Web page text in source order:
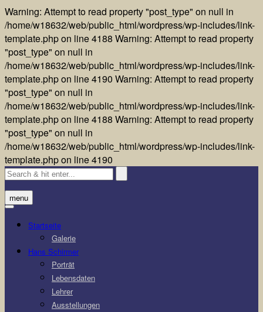
Warning: Attempt to read property "post_type" on null in
/home/w18632/web/public_html/wordpress/wp-includes/link-
template.php on line 4188 Warning: Attempt to read property
"post_type" on null in
/home/w18632/web/public_html/wordpress/wp-includes/link-
template.php on line 4190 Warning: Attempt to read property
"post_type" on null in
/home/w18632/web/public_html/wordpress/wp-includes/link-
template.php on line 4188 Warning: Attempt to read property
"post_type" on null in
/home/w18632/web/public_html/wordpress/wp-includes/link-
template.php on line 4190
to
menu
Startseite
Galerie
Hans Schirmer
Porträt
Lebensdaten
Lehrer
Ausstellungen